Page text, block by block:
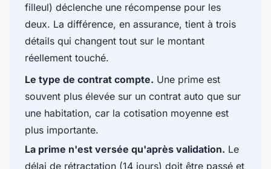
filleul) déclenche une récompense pour les
deux. La différence, en assurance, tient à trois
détails qui changent tout sur le montant
réellement touché.
Le type de contrat compte. Une prime est
souvent plus élevée sur un contrat auto que sur
une habitation, car la cotisation moyenne est
plus importante.
La prime n'est versée qu'après validation. Le
délai de rétractation (14 jours) doit être passé et